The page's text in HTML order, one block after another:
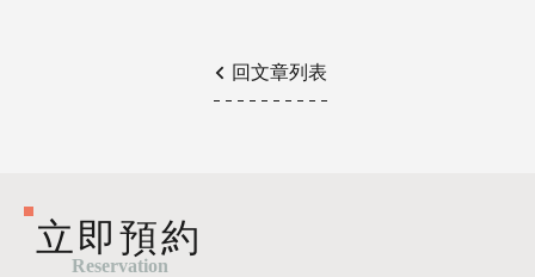
回文章列表
立即預約
Reservation